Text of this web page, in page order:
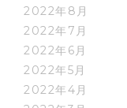
2022年8月
2022年7月
2022年6月
2022年5月
2022年4月